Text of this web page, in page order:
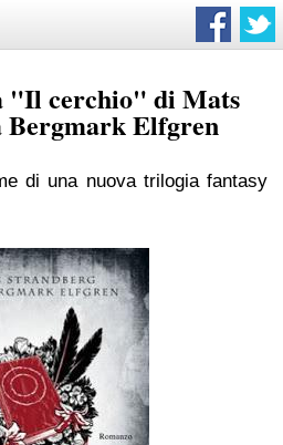
"Il cerchio" di Mats
Bergmark Elfgren
di una nuova trilogia fantasy